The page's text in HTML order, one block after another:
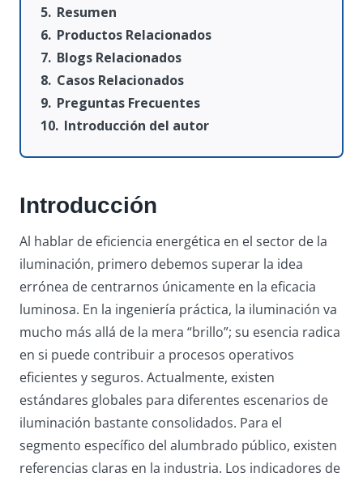
Resumen
Productos Relacionados
Blogs Relacionados
Casos Relacionados
Preguntas Frecuentes
Introducción del autor
Introducción
Al hablar de eficiencia energética en el sector de la
iluminación, primero debemos superar la idea
errónea de centrarnos únicamente en la eficacia
luminosa. En la ingeniería práctica, la iluminación va
mucho más allá de la mera “brillo”; su esencia radica
en si puede contribuir a procesos operativos
eficientes y seguros. Actualmente, existen
estándares globales para diferentes escenarios de
iluminación bastante consolidados. Para el
segmento específico del alumbrado público, existen
referencias claras en la industria. Los indicadores de